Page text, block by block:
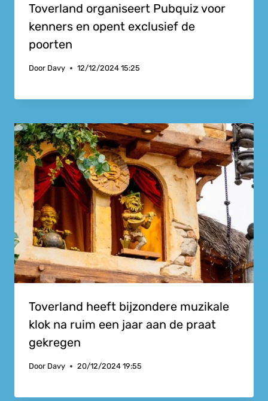
Toverland organiseert Pubquiz voor
kenners en opent exclusief de
poorten
Door Davy 12/12/2024 15:25
Toverland heeft bijzondere muzikale
klok na ruim een jaar aan de praat
gekregen
Door Davy 20/12/2024 19:55